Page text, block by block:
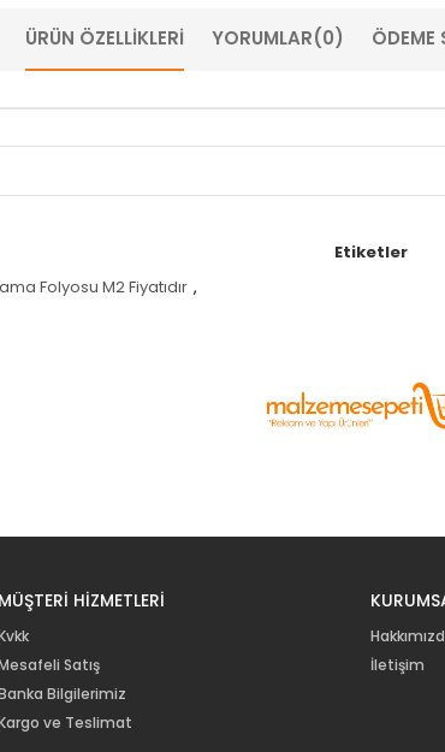
ÜRÜN ÖZELLIKLERI YORUMLAR(0) ÖDEME
Etiketler
Folyosu M2 Fiyatıdır ,
MÜŞTERİ HİZMETLERİ
Satış
Bilgilerimiz
ve Teslimat
İletişim